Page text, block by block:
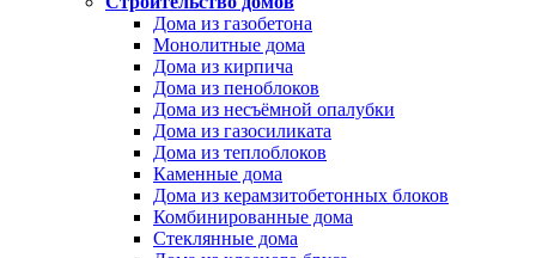
Дома из газобетона
Монолитные дома
Дома из кирпича
Дома из пеноблоков
Дома из несъёмной опалубки
Дома из газосиликата
Дома из теплоблоков
Каменные дома
Дома из керамзитобетонных блоков
Комбинированные дома
Стеклянные дома